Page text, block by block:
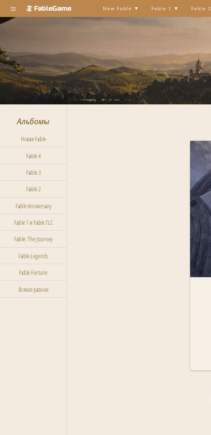
≡ FableGame New Fable Fable 1 Fable 2
Альбомы
Новая Fable
Fable 4
Fable 3
Fable 2
Fable Anniversary
Fable 1 и Fable TLC
Fable: The Journey
Fable Legends
Fable Fortune
Всякое разное